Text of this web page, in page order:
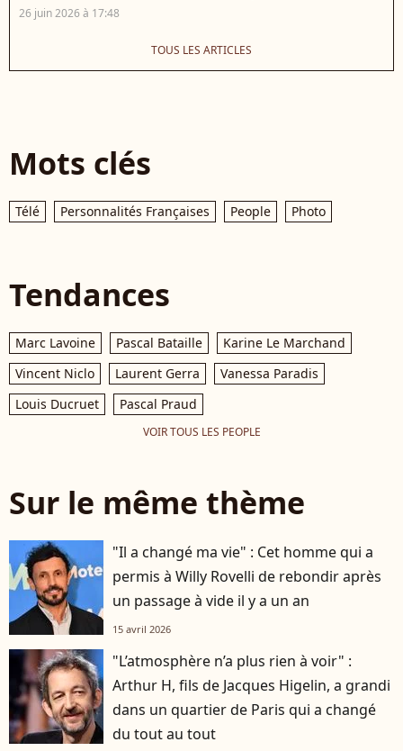
26 juin 2026 à 17:48
TOUS LES ARTICLES
Mots clés
Télé Personnalités Françaises People Photo
Tendances
Marc Lavoine Pascal Bataille
Karine Le Marchand
Vincent Niclo
Laurent Gerra
Vanessa Paradis
Louis Ducruet
Pascal Praud
VOIR TOUS LES PEOPLE
Sur le même thème
"Il a changé ma vie" : Cet homme qui a
permis à Willy Rovelli de rebondir après
un passage à vide il y a un an
15 avril 2026
"L’atmosphère n’a plus rien à voir" :
Arthur H, fils de Jacques Higelin, a grandi
dans un quartier de Paris qui a changé
du tout au tout